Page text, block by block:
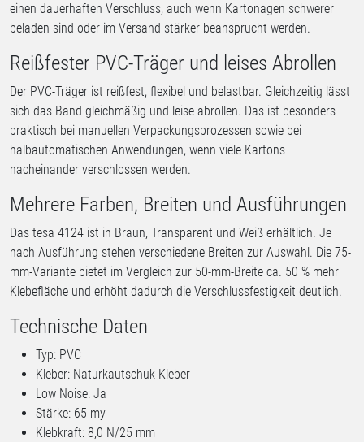
einen dauerhaften Verschluss, auch wenn Kartonagen schwerer
beladen sind oder im Versand stärker beansprucht werden.
Reißfester PVC-Träger und leises Abrollen
Der PVC-Träger ist reißfest, flexibel und belastbar. Gleichzeitig lässt
sich das Band gleichmäßig und leise abrollen. Das ist besonders
praktisch bei manuellen Verpackungsprozessen sowie bei
halbautomatischen Anwendungen, wenn viele Kartons
nacheinander verschlossen werden.
Mehrere Farben, Breiten und Ausführungen
Das tesa 4124 ist in Braun, Transparent und Weiß erhältlich. Je
nach Ausführung stehen verschiedene Breiten zur Auswahl. Die 75-
mm-Variante bietet im Vergleich zur 50-mm-Breite ca. 50 % mehr
Klebefläche und erhöht dadurch die Verschlussfestigkeit deutlich.
Technische Daten
Typ: PVC
Kleber: Naturkautschuk-Kleber
Low Noise: Ja
Stärke: 65 my
Klebkraft: 8,0 N/25 mm